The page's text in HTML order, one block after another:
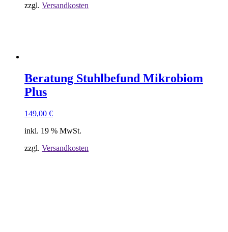
zzgl. Versandkosten
Beratung Stuhlbefund Mikrobiom
Plus
149,00 €
inkl. 19 % MwSt.
zzgl. Versandkosten